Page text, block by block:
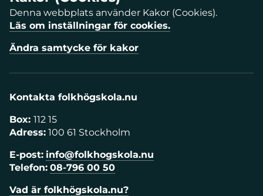
Denna webbplats använder Kakor (Cookies).
Läs om inställningar för cookies.
Ändra samtycke för kakor
Kontakta folkhögskola.nu
Box: 112 15
Adress: 100 61 Stockholm
E-post: info@folkhogskola.nu
Telefon: 08-796 00 50
Vad är folkhögskola.nu?